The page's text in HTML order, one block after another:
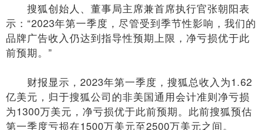
搜狐创始人、董事局主席兼首席执行官张朝阳表
示：“2023年第一季度，尽管受到季节性影响，我们的
品牌广告收入仍达到指导性预期上限，净亏损优于此
前预期。”
财报显示，2023年第一季度，搜狐总收入为1.62
亿美元，归于搜狐公司的非美国通用会计准则净亏损
为1300万美元，净亏损优于此前预期。此前搜狐预估
第一季度亏损在1500万美元至2500万美元之间。